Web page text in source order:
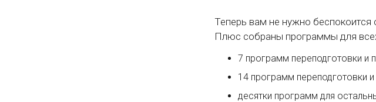
Теперь вам не нужно
Плюс собраны программы для
7 программ переподготовки и
14 программ переподготовки
десятки программ для